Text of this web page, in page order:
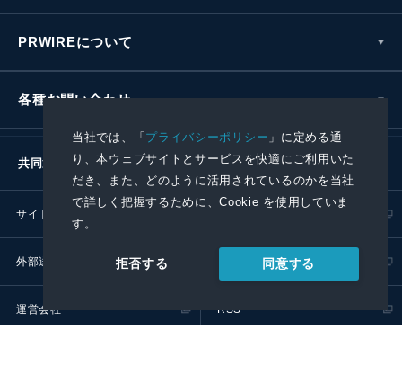
当社では、「プライバシーポリシー 」に定める通
り、本ウェブサイトとサービスを快適にご利用いた
だき、また、どのように活用されているのかを当社
で詳しく把握するために、Cookie を使用していま
す。
拒否する 同意する
PRWIREについて
各種お問い合わせ
共同通信社グループ
サイトポリシー
外部送信ポリシー プレスリリース取扱基準
運営会社 RSS